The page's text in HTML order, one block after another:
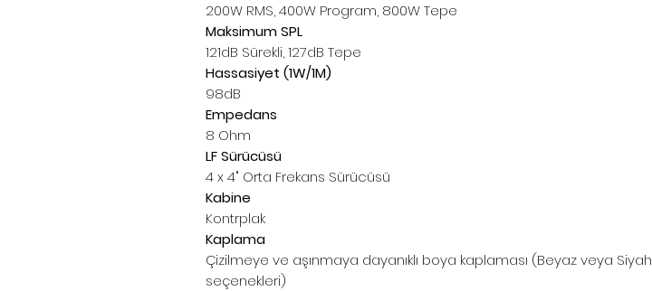
200W RMS, 400W Program, 800W Tepe
Maksimum SPL
121dB Sürekli, 127dB Tepe
Hassasiyet (1W/1M)
98dB
Empedans
8 Ohm
LF Sürücüsü
4 x 4" Orta Frekans Sürücüsü
Kabine
Kontrplak
Kaplama
Çizilmeye ve aşınmaya dayanıklı boya kaplaması (Beyaz veya Siyah
seçenekleri)